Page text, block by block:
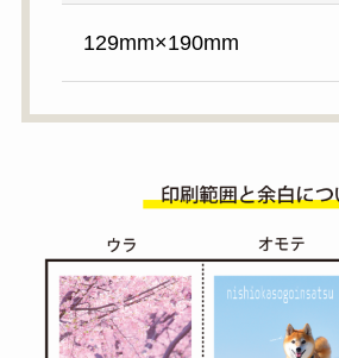
129mm×190mm